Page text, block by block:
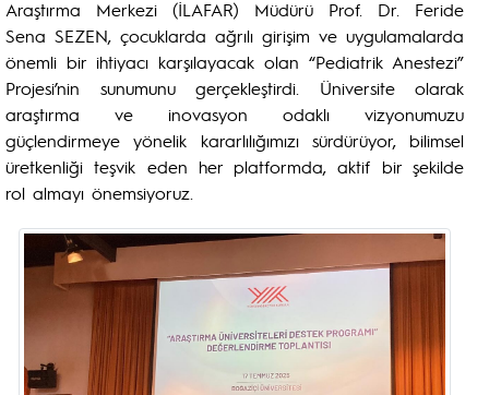
Araştırma Merkezi (İLAFAR) Müdürü Prof. Dr. Feride
Sena SEZEN, çocuklarda ağrılı girişim ve uygulamalarda
önemli bir ihtiyacı karşılayacak olan “Pediatrik Anestezi”
Projesi’nin sunumunu gerçekleştirdi. Üniversite olarak
araştırma ve inovasyon odaklı vizyonumuzu
güçlendirmeye yönelik kararlılığımızı sürdürüyor, bilimsel
üretkenliği teşvik eden her platformda, aktif bir şekilde
rol almayı önemsiyoruz.